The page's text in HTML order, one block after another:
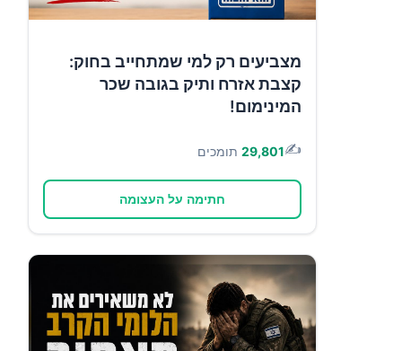
מצביעים רק למי שמתחייב בחוק:
קצבת אזרח ותיק בגובה שכר
המינימום!
✍️
29,801 תומכים
חתימה על העצומה